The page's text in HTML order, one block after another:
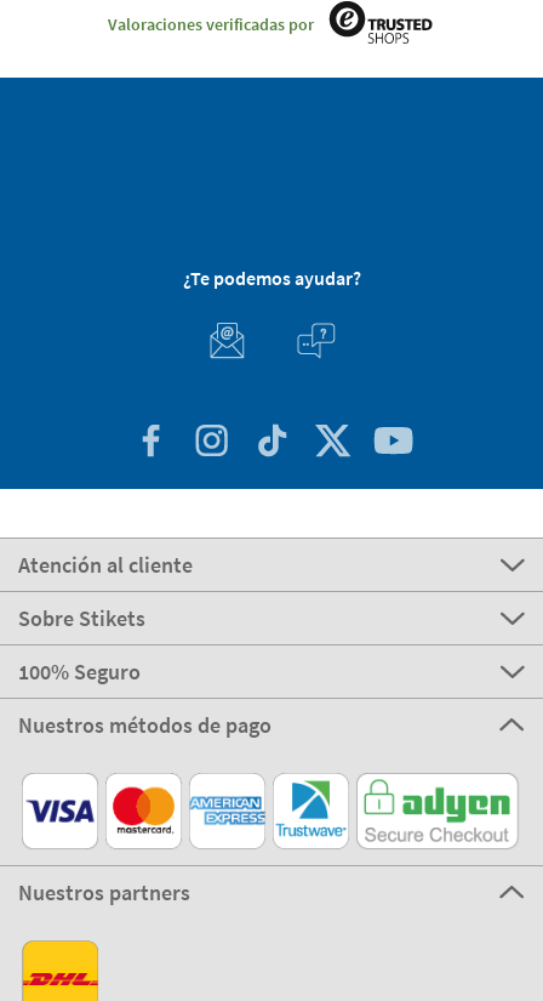
Valoraciones verificadas por
¿Te podemos ayudar?
Atención al cliente
Sobre Stikets
100% Seguro
Nuestros métodos de pago
Nuestros partners